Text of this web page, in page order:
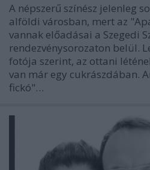
A népszerű színész jelenleg
alföldi városban, mert az
vannak előadásai a Szegedi
rendezvénysorozaton belül.
fotója szerint, az ottani
van már egy cukrászdában.
fickó"…